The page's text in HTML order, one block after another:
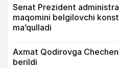
Senat Prezident
maqomini belgilovchi
ma’qulladi
Axmat Qodirovga
berildi